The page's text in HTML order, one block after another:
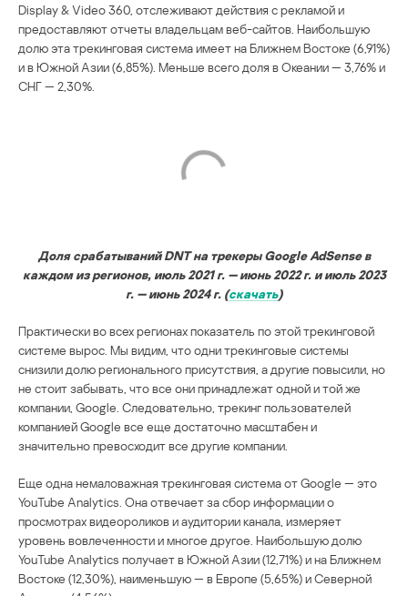
Display & Video 360, отслеживают действия с рекламой и
предоставляют отчеты владельцам веб-сайтов. Наибольшую
долю эта трекинговая система имеет на Ближнем Востоке (6,91%)
и в Южной Азии (6,85%). Меньше всего доля в Океании — 3,76% и
СНГ — 2,30%.
Доля срабатываний DNT на трекеры Google AdSense в
каждом из регионов, июль 2021 г. — июнь 2022 г. и июль 2023
г. — июнь 2024 г. (скачать)
Практически во всех регионах показатель по этой трекинговой
системе вырос. Мы видим, что одни трекинговые системы
снизили долю регионального присутствия, а другие повысили, но
не стоит забывать, что все они принадлежат одной и той же
компании, Google. Следовательно, трекинг пользователей
компанией Google все еще достаточно масштабен и
значительно превосходит все другие компании.
Еще одна немаловажная трекинговая система от Google — это
YouTube Analytics. Она отвечает за сбор информации о
просмотрах видеороликов и аудитории канала, измеряет
уровень вовлеченности и многое другое. Наибольшую долю
YouTube Analytics получает в Южной Азии (12,71%) и на Ближнем
Востоке (12,30%), наименьшую — в Европе (5,65%) и Северной